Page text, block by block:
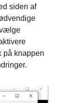
siden af
på knappen